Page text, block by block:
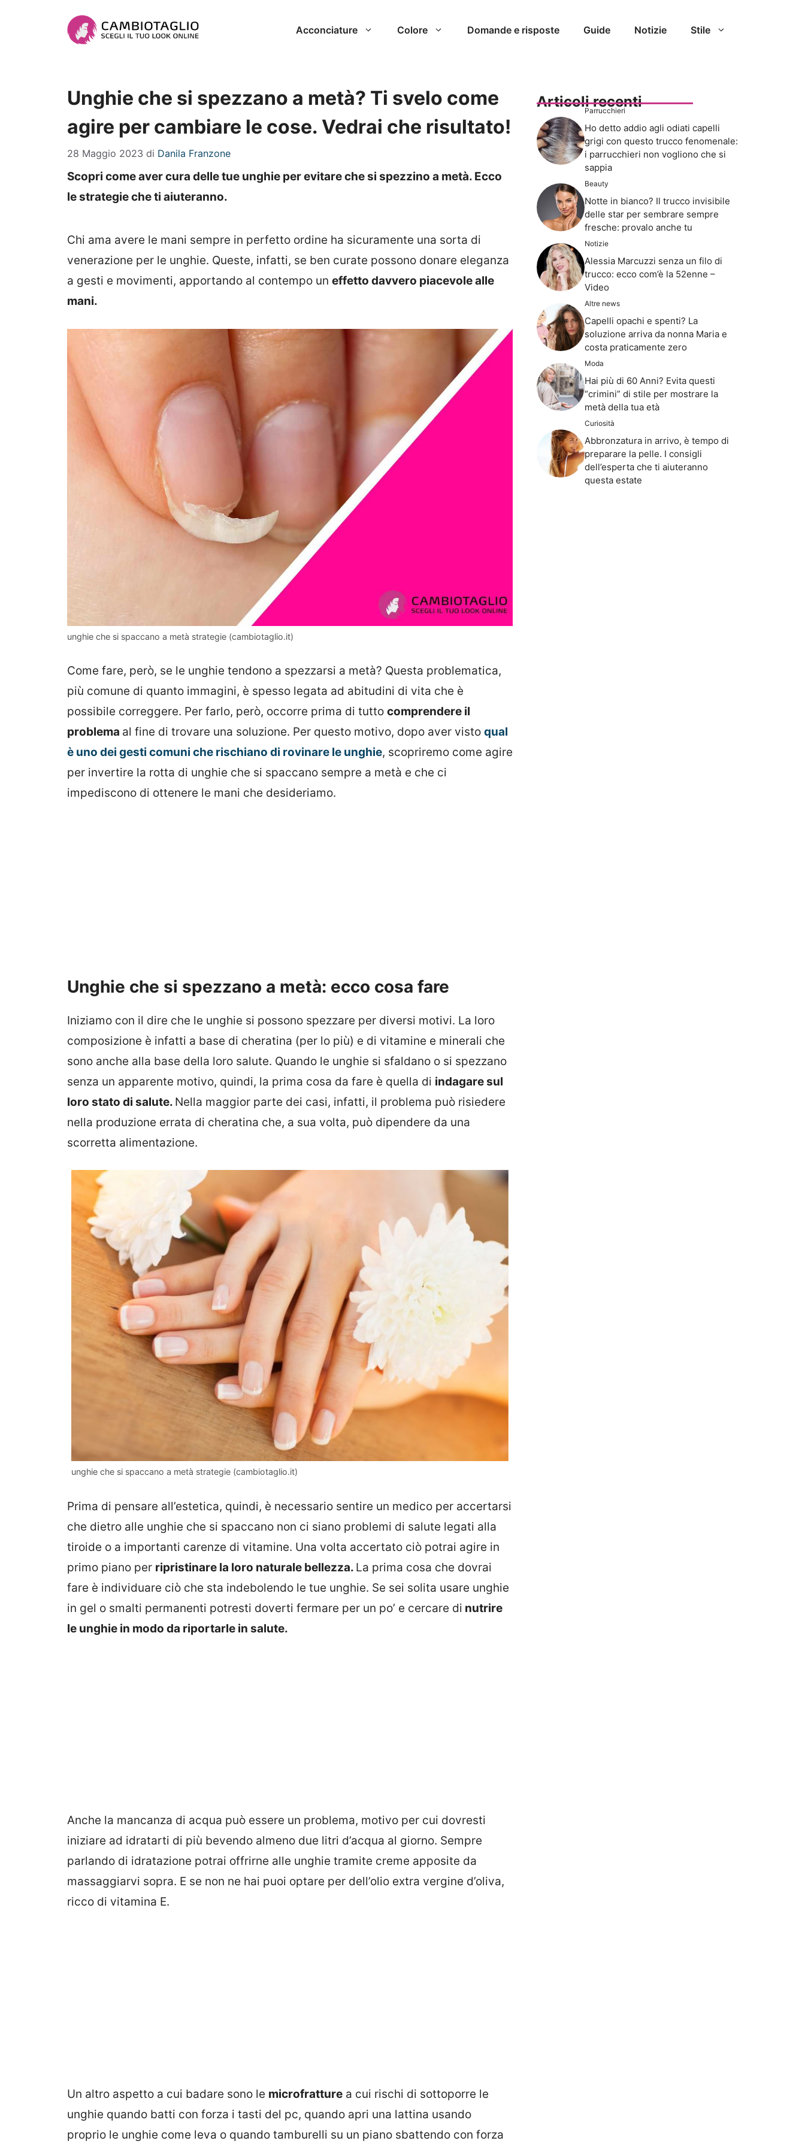
Acconciature Colore Domande e risposte Guide Notizie Stile
Unghie che si spezzano a metà? Ti svelo come
agire per cambiare le cose. Vedrai che risultato!
28 Maggio 2023 di Danila Franzone
Scopri come aver cura delle tue unghie per evitare che si spezzino a metà. Ecco
le strategie che ti aiuteranno.
Chi ama avere le mani sempre in perfetto ordine ha sicuramente una sorta di
venerazione per le unghie. Queste, infatti, se ben curate possono donare eleganza
a gesti e movimenti, apportando al contempo un effetto davvero piacevole alle
mani.
unghie che si spaccano a metà strategie (cambiotaglio.it)
Come fare, però, se le unghie tendono a spezzarsi a metà? Questa problematica,
più comune di quanto immagini, è spesso legata ad abitudini di vita che è
possibile correggere. Per farlo, però, occorre prima di tutto comprendere il
problema al fine di trovare una soluzione. Per questo motivo, dopo aver visto qual
è uno dei gesti comuni che rischiano di rovinare le unghie, scopriremo come agire
per invertire la rotta di unghie che si spaccano sempre a metà e che ci
impediscono di ottenere le mani che desideriamo.
Unghie che si spezzano a metà: ecco cosa fare
Iniziamo con il dire che le unghie si possono spezzare per diversi motivi. La loro
composizione è infatti a base di cheratina (per lo più) e di vitamine e minerali che
sono anche alla base della loro salute. Quando le unghie si sfaldano o si spezzano
senza un apparente motivo, quindi, la prima cosa da fare è quella di indagare sul
loro stato di salute. Nella maggior parte dei casi, infatti, il problema può risiedere
nella produzione errata di cheratina che, a sua volta, può dipendere da una
scorretta alimentazione.
unghie che si spaccano a metà strategie (cambiotaglio.it)
Prima di pensare all’estetica, quindi, è necessario sentire un medico per accertarsi
che dietro alle unghie che si spaccano non ci siano problemi di salute legati alla
tiroide o a importanti carenze di vitamine. Una volta accertato ciò potrai agire in
primo piano per ripristinare la loro naturale bellezza. La prima cosa che dovrai
fare è individuare ciò che sta indebolendo le tue unghie. Se sei solita usare unghie
in gel o smalti permanenti potresti doverti fermare per un po’ e cercare di nutrire
le unghie in modo da riportarle in salute.
Anche la mancanza di acqua può essere un problema, motivo per cui dovresti
iniziare ad idratarti di più bevendo almeno due litri d’acqua al giorno. Sempre
parlando di idratazione potrai offrirne alle unghie tramite creme apposite da
massaggiarvi sopra. E se non ne hai puoi optare per dell’olio extra vergine d’oliva,
ricco di vitamina E.
Un altro aspetto a cui badare sono le microfratture a cui rischi di sottoporre le
unghie quando batti con forza i tasti del pc, quando apri una lattina usando
proprio le unghie come leva o quando tamburelli su un piano sbattendo con forza
Articoli recenti
Parrucchieri
Ho detto addio agli odiati capelli
grigi con questo trucco fenomenale:
i parrucchieri non vogliono che si
sappia
Beauty
Notte in bianco? Il trucco invisibile
delle star per sembrare sempre
fresche: provalo anche tu
Notizie
Alessia Marcuzzi senza un filo di
trucco: ecco com’è la 52enne –
Video
Altre news
Capelli opachi e spenti? La
soluzione arriva da nonna Maria e
costa praticamente zero
Moda
Hai più di 60 Anni? Evita questi
“crimini” di stile per mostrare la
metà della tua età
Curiosità
Abbronzatura in arrivo, è tempo di
preparare la pelle. I consigli
dell’esperta che ti aiuteranno
questa estate